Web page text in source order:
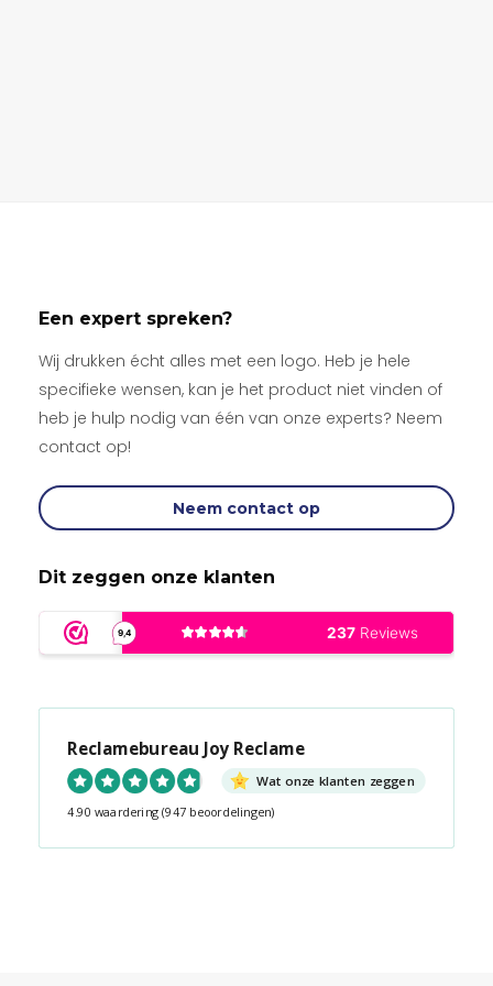
Een expert spreken?
Wij drukken écht alles met een logo. Heb je hele
specifieke wensen, kan je het product niet vinden of
heb je hulp nodig van één van onze experts? Neem
contact op!
Neem contact op
Dit zeggen onze klanten
Reclamebureau Joy Reclame
Wat onze klanten zeggen
4.90 waardering (947 beoordelingen)